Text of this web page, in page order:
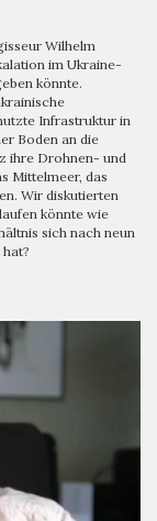
Wilhelm
im Ukraine-
könnte.
Infrastruktur in
Boden an die
ihre Drohnen- und
Mittelmeer, das
Wir diskutierten
könnte wie
sich nach neun